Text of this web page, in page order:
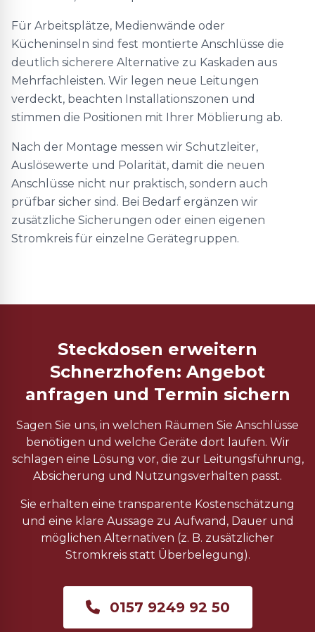
Für Arbeitsplätze, Medienwände oder
Kücheninseln sind fest montierte Anschlüsse die
deutlich sicherere Alternative zu Kaskaden aus
Mehrfachleisten. Wir legen neue Leitungen
verdeckt, beachten Installationszonen und
stimmen die Positionen mit Ihrer Möblierung ab.
Nach der Montage messen wir Schutzleiter,
Auslösewerte und Polarität, damit die neuen
Anschlüsse nicht nur praktisch, sondern auch
prüfbar sicher sind. Bei Bedarf ergänzen wir
zusätzliche Sicherungen oder einen eigenen
Stromkreis für einzelne Gerätegruppen.
Steckdosen erweitern
Schnerzhofen: Angebot
anfragen und Termin sichern
Sagen Sie uns, in welchen Räumen Sie Anschlüsse
benötigen und welche Geräte dort laufen. Wir
schlagen eine Lösung vor, die zur Leitungsführung,
Absicherung und Nutzungsverhalten passt.
Sie erhalten eine transparente Kostenschätzung
und eine klare Aussage zu Aufwand, Dauer und
möglichen Alternativen (z. B. zusätzlicher
Stromkreis statt Überbelegung).
0157 9249 92 50